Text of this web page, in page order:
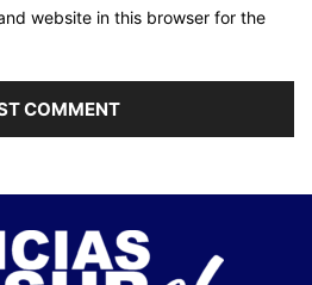
website in this browser for the